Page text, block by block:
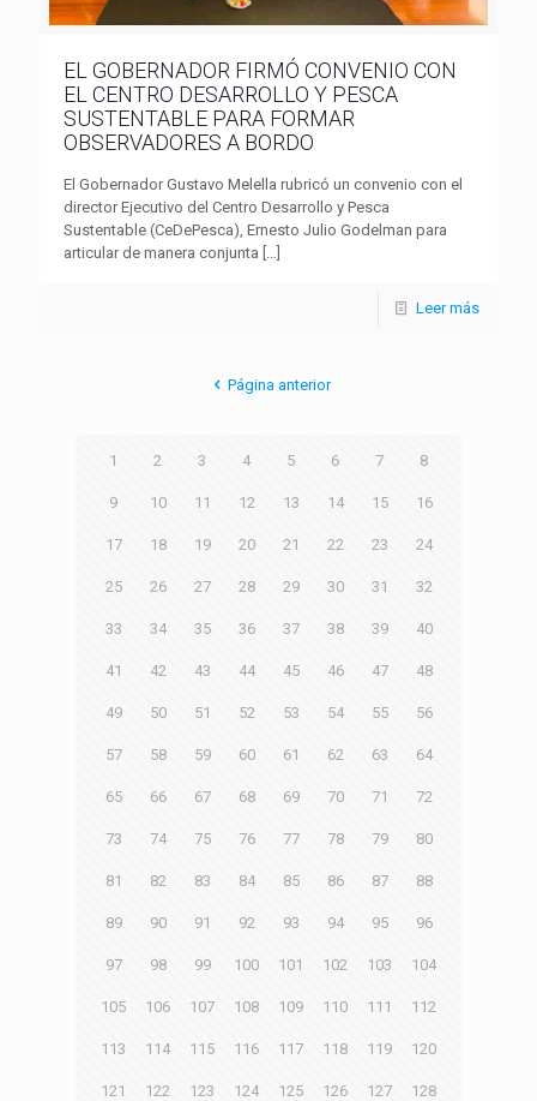
EL GOBERNADOR FIRMÓ CONVENIO CON
EL CENTRO DESARROLLO Y PESCA
SUSTENTABLE PARA FORMAR
OBSERVADORES A BORDO
El Gobernador Gustavo Melella rubricó un convenio con el
director Ejecutivo del Centro Desarrollo y Pesca
Sustentable (CeDePesca), Ernesto Julio Godelman para
articular de manera conjunta
Leer más
Página anterior
1 2 3 4 5 6 7 8
9 10 11 12 13 14 15 16
17 18 19 20 21 22 23 24
25 26 27 28 29 30 31 32
33 34 35 36 37 38 39 40
41 42 43 44 45 46 47 48
49 50 51 52 53 54 55 56
57 58 59 60 61 62 63 64
65 66 67 68 69 70 71 72
73 74 75 76 77 78 79 80
81 82 83 84 85 86 87 88
89 90 91 92 93 94 95 96
97 98 99 100 101 102 103 104
105 106 107 108 109 110 111 112
113 114 115 116 117 118 119 120
121 122 123 124 125 126 127 128